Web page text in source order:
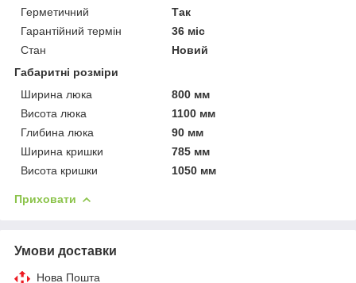
Герметичний
Так
Гарантійний термін
36 міс
Стан
Новий
Габаритні розміри
Ширина люка
800 мм
Висота люка
1100 мм
Глибина люка
90 мм
Ширина кришки
785 мм
Висота кришки
1050 мм
Приховати
Умови доставки
Нова Пошта